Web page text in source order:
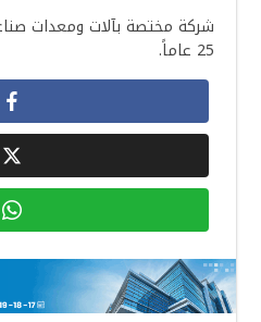
شركة مختصة بآلات ومعدات
25 عاماً.